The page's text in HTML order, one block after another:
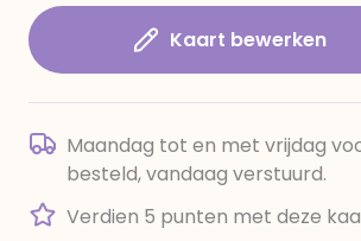
Kaart bewerken
Maandag tot en met vrijdag
besteld, vandaag verstuurd.
Verdien 5 punten met deze